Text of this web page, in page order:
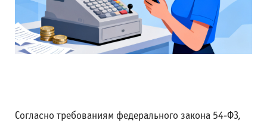
Согласно требованиям федерального закона 54-ФЗ,